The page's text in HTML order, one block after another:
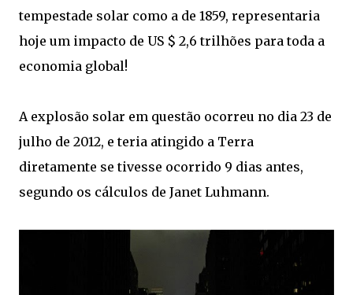
tempestade solar como a de 1859, representaria
hoje um impacto de US $ 2,6 trilhões para toda a
economia global!
A explosão solar em questão ocorreu no dia 23 de
julho de 2012, e teria atingido a Terra
diretamente se tivesse ocorrido 9 dias antes,
segundo os cálculos de Janet Luhmann.